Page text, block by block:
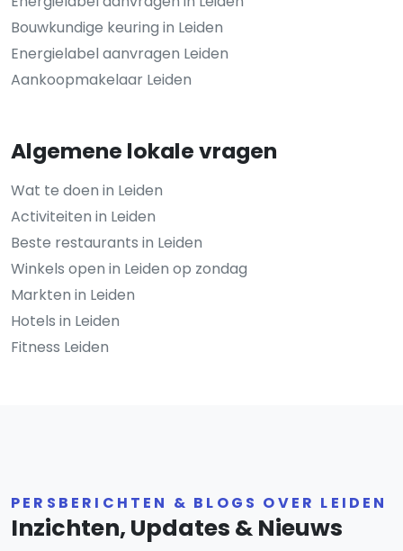
Bouwkundige keuring in Leiden
Energielabel aanvragen Leiden
Aankoopmakelaar Leiden
Algemene lokale vragen
Wat te doen in Leiden
Activiteiten in Leiden
Beste restaurants in Leiden
Winkels open in Leiden op zondag
Markten in Leiden
Hotels in Leiden
Fitness Leiden
PERSBERICHTEN & BLOGS OVER LEIDEN
Inzichten, Updates & Nieuws